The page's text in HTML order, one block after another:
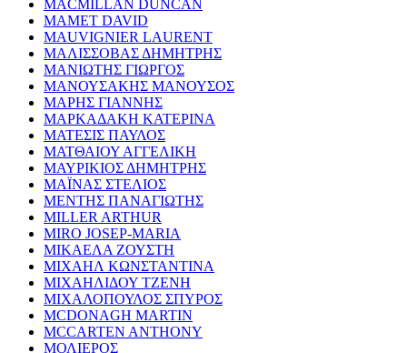
MACMILLAN DUNCAN
MAMET DAVID
MAUVIGNIER LAURENT
ΜΑΛΙΣΣΟΒΑΣ ΔΗΜΗΤΡΗΣ
ΜΑΝΙΩΤΗΣ ΓΙΩΡΓΟΣ
ΜΑΝΟΥΣΑΚΗΣ ΜΑΝΟΥΣΟΣ
ΜΑΡΗΣ ΓΙΑΝΝΗΣ
ΜΑΡΚΑΔΑΚΗ ΚΑΤΕΡΙΝΑ
ΜΑΤΕΣΙΣ ΠΑΥΛΟΣ
ΜΑΤΘΑΙΟΥ ΑΓΓΕΛΙΚΗ
ΜΑΥΡΙΚΙΟΣ ΔΗΜΗΤΡΗΣ
ΜΑΪΝΑΣ ΣΤΕΛΙΟΣ
ΜΕΝΤΗΣ ΠΑΝΑΓΙΩΤΗΣ
MILLER ARTHUR
MIRO JOSEP-MARIA
ΜΙΚΑΕΛΑ ΖΟΥΣΤΗ
ΜΙΧΑΗΛ ΚΩΝΣΤΑΝΤΙΝΑ
ΜΙΧΑΗΛΙΔΟΥ ΤΖΕΝΗ
ΜΙΧΑΛΟΠΟΥΛΟΣ ΣΠΥΡΟΣ
MCDONAGH MARTIN
MCCARTEN ANTHONY
ΜΟΛΙΕΡΟΣ